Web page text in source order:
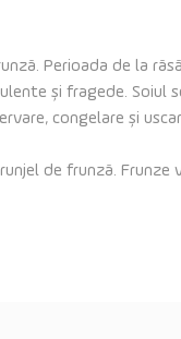
Perioada de la
și fragede.
congelare și
de frunză.